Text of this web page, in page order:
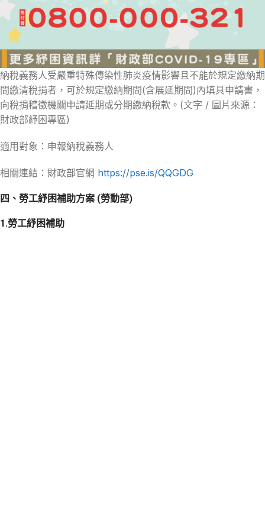
納稅義務人受嚴重特殊傳染性肺炎疫情影響且不能於規定繳納期
間繳清稅捐者，可於規定繳納期間(含展延期間)內填具申請書，
向稅捐稽徵機關申請延期或分期繳納稅款。(文字 / 圖片來源：
財政部紓困專區)
適用對象：申報納稅義務人
相關連結：財政部官網 https://pse.is/QQGDG
四、勞工紓困補助方案 (勞動部)
1.勞工紓困補助